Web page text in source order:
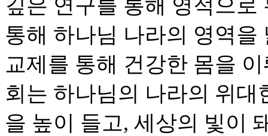
깊은 연구를 통해 영적으
통해 하나님 나라의 영역
교제를 통해 건강한 몸을
회는 하나님의 나라의 위
을 높이 들고, 세상의 빛이